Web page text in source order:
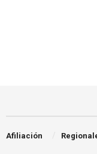
Afiliación